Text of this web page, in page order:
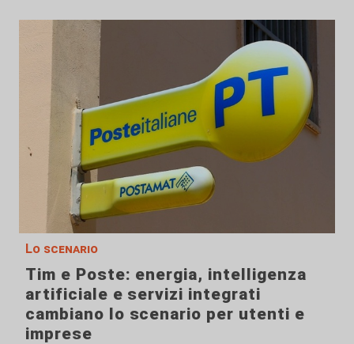
Lo scenario
Tim e Poste: energia, intelligenza
artificiale e servizi integrati
cambiano lo scenario per utenti e
imprese